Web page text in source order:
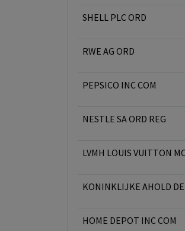
SHELL PLC ORD
RWE AG ORD
PEPSICO INC COM
NESTLE SA ORD REG
LVMH LOUIS VUITTON
KONINKLIJKE AHOLD
HOME DEPOT INC COM